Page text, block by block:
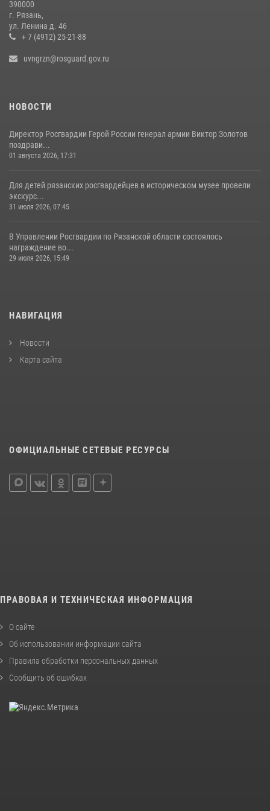
В Управлении Росгвардии по Рязанской области состоялось
награждение военнослужащих государственными наградами
390000
г. Рязань,
ул. Ленина д. 46
+ 7 (4912) 25-21-88
uvngrzn@rosguard.gov.ru
НОВОСТИ
Директор Росгвардии Герой России генерал армии Виктор Золотов
поздрави...
01 августа 2026, 17:31
Для детей рязанских росгвардейцев в историческом музее провели
экскурс...
31 июля 2026, 07:45
В Управлении Росгвардии по Рязанской области состоялось
награждение во...
29 июля 2026, 15:49
НАВИГАЦИЯ
Новости
Карта сайта
ОФИЦИАЛЬНЫЕ СЕТЕВЫЕ РЕСУРСЫ
ПРАВОВАЯ И ТЕХНИЧЕСКАЯ ИНФОРМАЦИЯ
О сайте
Об использовании информации сайта
Правила обработки персональных данных
Сообщить об ошибках